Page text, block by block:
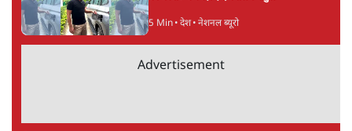
5 Min• देश• नेशनल ब्यूरो
Advertisement